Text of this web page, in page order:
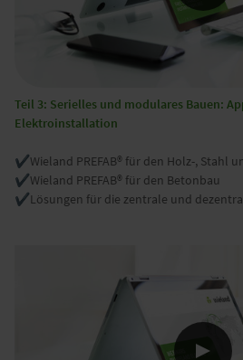
Teil 3: Serielles und modulares Bauen:
Elektroinstallation
✔️Wieland PREFAB® für den Holz-, Stahl
✔️Wieland PREFAB® für den Betonbau
✔️Lösungen für die zentrale und